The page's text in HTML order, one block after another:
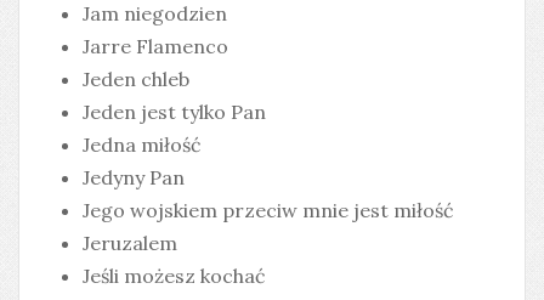
Jam niegodzien
Jarre Flamenco
Jeden chleb
Jeden jest tylko Pan
Jedna miłość
Jedyny Pan
Jego wojskiem przeciw mnie jest miłość
Jeruzalem
Jeśli możesz kochać